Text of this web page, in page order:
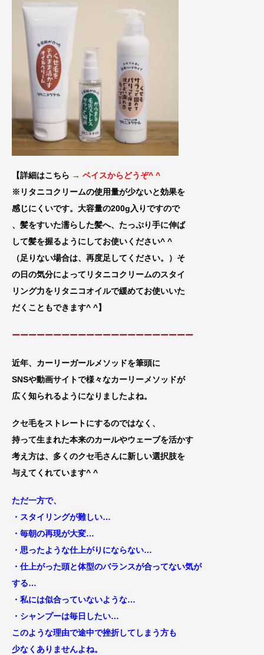
【詳細はこちら → ベイスからどうぞ^ ^
※リタニコクリームの使用量が少ないと効果を
感じにくいです。大容量の200g入りですので
、髪をすいた濡らした髪へ、たっぷり手に伸ば
して髪を握るようにしてお使いください^ ^
（足りない場合は、再度足してください。）そ
の日の気分によってリタニコクリームのスタイ
リング力をリタニコオイルで緩めてお使いいた
だくこともできます^ ^】
ーーーーーーーーーーーーーーーーーーーーーー
近年、カーリーガールメソッドを筆頭に
SNSや動画サイトで様々なカーリーメソッドが
広く知られるようになりま したよね。
クセ毛をストレートにするのではなく、
持って生まれた本来のカールやウェーブを活かす
考え方は、 多くのクセ毛さんに新しい選択肢を
与えてくれています^ ^
ただ一方で、
・ スタイリングが難しい…
・毎朝の再現が大変…
・思ったような仕上がりにならない…
・仕上がった頭と体型のバランスが合ってない気が
する…
・私には似合っていないような…
・シャンプーは毎日したい…
このような理由で途中で挫折してしまう方も
少なくありませんよね。